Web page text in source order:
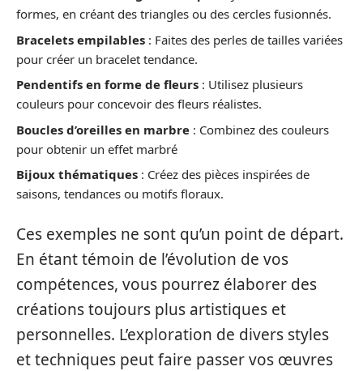
formes, en créant des triangles ou des cercles fusionnés.
Bracelets empilables : Faites des perles de tailles variées
pour créer un bracelet tendance.
Pendentifs en forme de fleurs : Utilisez plusieurs
couleurs pour concevoir des fleurs réalistes.
Boucles d’oreilles en marbre : Combinez des couleurs
pour obtenir un effet marbré
Bijoux thématiques : Créez des pièces inspirées de
saisons, tendances ou motifs floraux.
Ces exemples ne sont qu’un point de départ.
En étant témoin de l’évolution de vos
compétences, vous pourrez élaborer des
créations toujours plus artistiques et
personnelles. L’exploration de divers styles
et techniques peut faire passer vos œuvres